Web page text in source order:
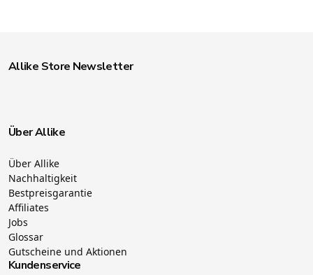
Allike Store Newsletter
Über Allike
Über Allike
Nachhaltigkeit
Bestpreisgarantie
Affiliates
Jobs
Glossar
Gutscheine und Aktionen
Kundenservice